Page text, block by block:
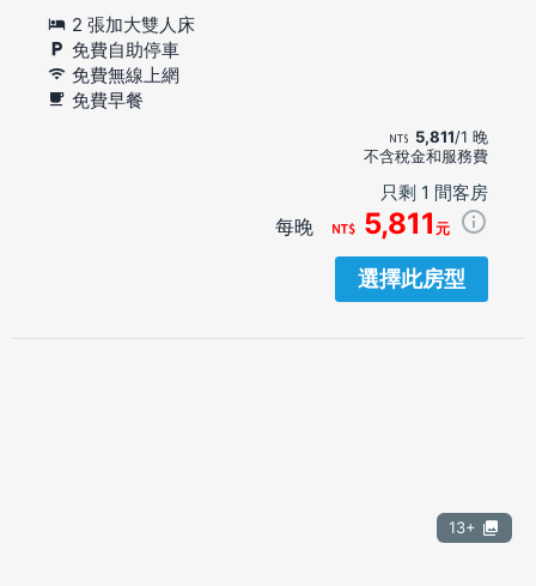
2 張加大雙人床
免費自助停車
免費無線上網
免費早餐
5,811/1 晚
不含稅金和服務費
只剩 1 間客房
每晚 5,811 元
選擇此房型
13+